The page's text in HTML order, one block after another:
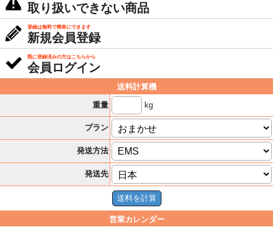
取り扱いできない商品
登録は無料で簡単にできます
新規会員登録
既に登録済みの方はこちらから
会員ログイン
送料計算機
重量
kg
プラン
発送方法
発送先
営業カレンダー